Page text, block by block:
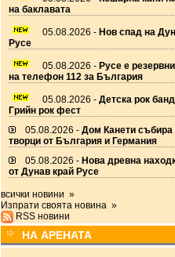
на баклавата
05.08.2026 - Нов спад на
Русе
05.08.2026 - Русе е
на телефон 112 за България
05.08.2026 - Детска рок
Грийн рок фест
05.08.2026 - Дом Канети
творци от България и Германия
05.08.2026 - Нова древна
от Дунав край Русе
всички новини »
Изпрати своята новина »
RSS новини
НА АРЕНАТА